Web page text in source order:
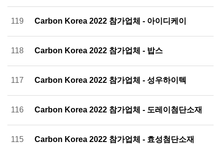
119 Carbon Korea 2022 참가업체 - 아이디케이
118 Carbon Korea 2022 참가업체 - 밥스
117 Carbon Korea 2022 참가업체 - 성우하이텍
116 Carbon Korea 2022 참가업체 - 도레이첨단소재
115 Carbon Korea 2022 참가업체 - 효성첨단소재